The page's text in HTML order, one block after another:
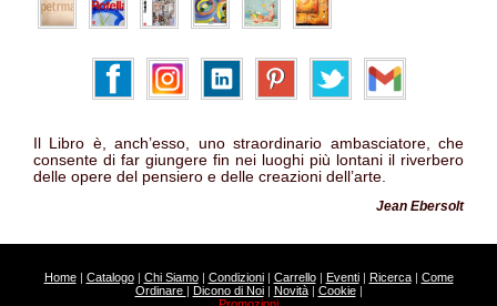
Il Libro è, anch’esso, uno straordinario ambasciatore, che
consente di far giungere fin nei luoghi più lontani il riverbero
delle opere del pensiero e delle creazioni dell’arte.
Jean Ebersolt
Home| Catalogo| Chi Siamo| Condizioni| Carrello| Eventi| Ricerca| Come
Ordinare | Dicono di Noi| Novità| Cookie|